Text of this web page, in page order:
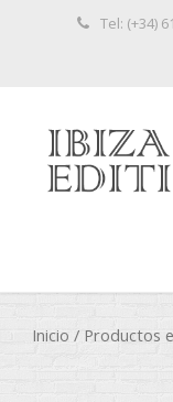
Tel: (+34)
Inicio / Productos